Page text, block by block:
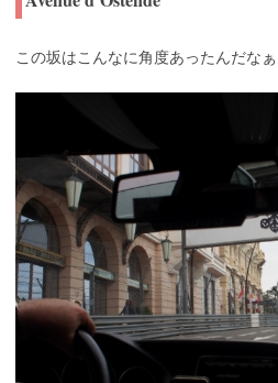
この坂はこんなに角度あったんだなぁ